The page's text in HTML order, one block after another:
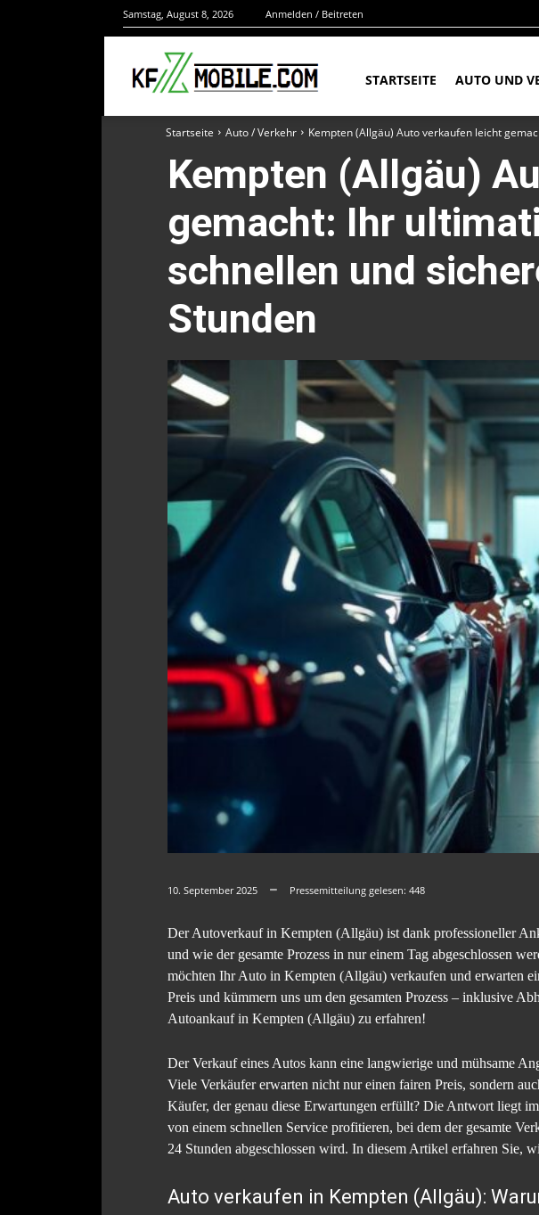
Samstag, August 8, 2026 Anmelden / Beitreten
STARTSEITE AUTO UND
Startseite Auto / Verkehr Kempten (Allgäu) Auto verkaufen leicht
Kempten (Allgäu)
gemacht: Ihr
schnellen und
Stunden
10. September 2025 Pressemitteilung gelesen: 448
Der Autoverkauf in Kempten (Allgäu) ist dank professioneller
und wie der gesamte Prozess in nur einem Tag abgeschlossen
möchten Ihr Auto in Kempten (Allgäu) verkaufen und erwarten
Preis und kümmern uns um den gesamten Prozess – inklusive
Autoankauf in Kempten (Allgäu) zu erfahren!
Der Verkauf eines Autos kann eine langwierige und mühsame
Viele Verkäufer erwarten nicht nur einen fairen Preis, sondern
Käufer, der genau diese Erwartungen erfüllt? Die Antwort liegt
von einem schnellen Service profitieren, bei dem der gesamte
24 Stunden abgeschlossen wird. In diesem Artikel erfahren
Auto verkaufen in Kempten (Allgäu):